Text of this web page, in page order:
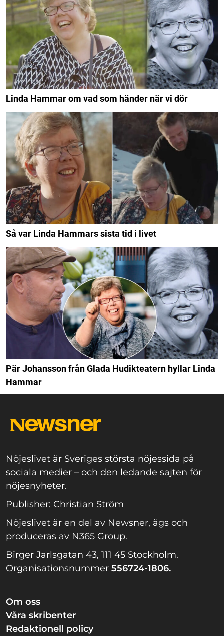
Linda Hammar om vad som händer när vi dör
Så var Linda Hammars sista tid i livet
Pär Johansson från Glada Hudikteatern hyllar Linda
Hammar
Nöjeslivet är Sveriges största nöjessida på
sociala medier – och den ledande sajten för
nöjesnyheter.
Publisher: Christian Ström
Nöjeslivet är en del av Newsner, ägs och
produceras av N365 Group.
Birger Jarlsgatan 43, 111 45 Stockholm.
Organisationsnummer 556724-1806.
Om oss
Våra skribenter
Redaktionell policy